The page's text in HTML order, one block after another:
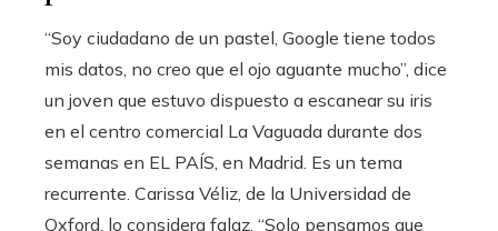
“Soy ciudadano de un pastel, Google tiene todos
mis datos, no creo que el ojo aguante mucho”, dice
un joven que estuvo dispuesto a escanear su iris
en el centro comercial La Vaguada durante dos
semanas en EL PAÍS, en Madrid. Es un tema
recurrente. Carissa Véliz, de la Universidad de
Oxford, lo considera falaz. “Solo pensamos que